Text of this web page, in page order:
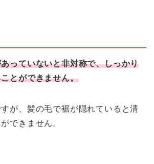
っていないと非対称で、しっかり
とができません。
が、髪の毛で裾が隠れていると清
できません。